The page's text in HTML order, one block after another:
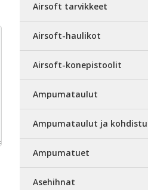
Airsoft tarvikkeet
Airsoft-haulikot
Airsoft-konepistoolit
Ampumataulut
Ampumataulut ja
Ampumatuet
Asehihnat